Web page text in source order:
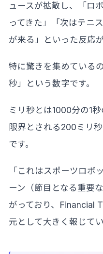
ュースが拡散し、「ロ
ってきた」「次はテニ
が来る」といった反応
特に驚きを集めている
秒」という数字です。
ミリ秒とは1000分の1
限界とされる200ミリ
です。
「これはスポーツロボ
ーン（節目となる重要
がっており、Financial
元として大きく報じてい